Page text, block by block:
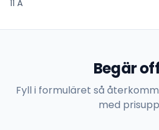
11 A
Begär
Fyll i formuläret så
med